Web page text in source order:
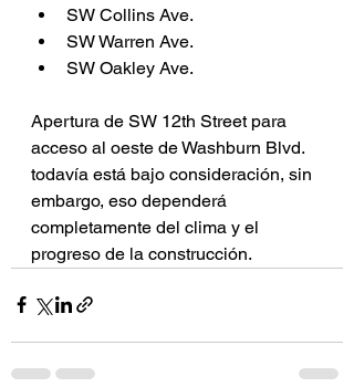
SW Collins Ave.
SW Warren Ave.
SW Oakley Ave.
Apertura de SW 12th Street para
acceso al oeste de Washburn Blvd.
todavía está bajo consideración, sin
embargo, eso dependerá
completamente del clima y el
progreso de la construcción.